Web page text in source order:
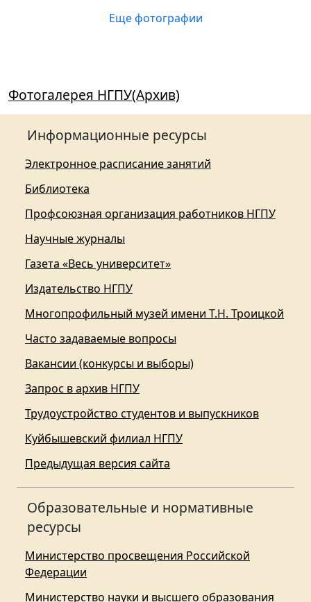
Еще фотографии
Фотогалерея НГПУ(Архив)
Информационные ресурсы
Электронное расписание занятий
Библиотека
Профсоюзная организация работников НГПУ
Научные журналы
Газета «Весь университет»
Издательство НГПУ
Многопрофильный музей имени Т.Н. Троицкой
Часто задаваемые вопросы
Вакансии (конкурсы и выборы)
Запрос в архив НГПУ
Трудоустройство студентов и выпускников
Куйбышевский филиал НГПУ
Предыдущая версия сайта
Образовательные и нормативные
ресурсы
Министерство просвещения Российской
Федерации
Министерство науки и высшего образования